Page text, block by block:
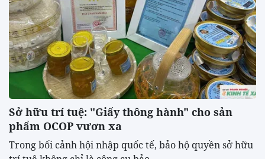
Sở hữu trí tuệ: "Giấy thông hành" cho sản
phẩm OCOP vươn xa
Trong bối cảnh hội nhập quốc tế, bảo hộ quyền sở hữu